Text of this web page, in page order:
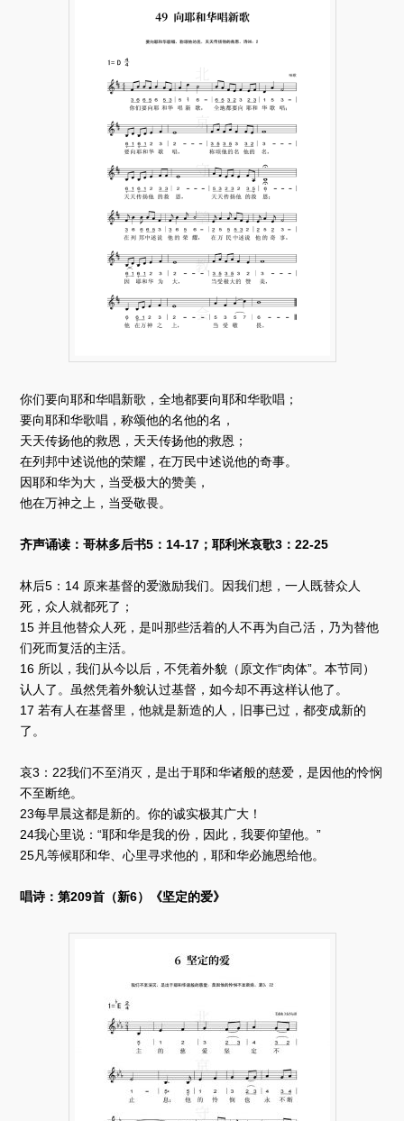
你们要向耶和华唱新歌，全地都要向耶和华歌唱；
要向耶和华歌唱，称颂他的名他的名，
天天传扬他的救恩，天天传扬他的救恩；
在列邦中述说他的荣耀，在万民中述说他的奇事。
因耶和华为大，当受极大的赞美，
他在万神之上，当受敬畏。
齐声诵读：哥林多后书5：14-17；耶利米哀歌3：22-25
林后5：14 原来基督的爱激励我们。因我们想，一人既替众人
死，众人就都死了；
15 并且他替众人死，是叫那些活着的人不再为自己活，乃为替他
们死而复活的主活。
16 所以，我们从今以后，不凭着外貌（原文作“肉体”。本节同）
认人了。虽然凭着外貌认过基督，如今却不再这样认他了。
17 若有人在基督里，他就是新造的人，旧事已过，都变成新的
了。
哀3：22我们不至消灭，是出于耶和华诸般的慈爱，是因他的怜悯
不至断绝。
23每早晨这都是新的。你的诚实极其广大！
24我心里说：“耶和华是我的份，因此，我要仰望他。”
25凡等候耶和华、心里寻求他的，耶和华必施恩给他。
唱诗：第209首（新6）《坚定的爱》